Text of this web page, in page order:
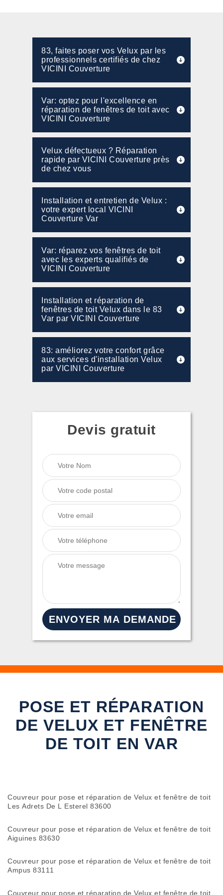
83, faites poser vos Velux par les
professionnels certifiés de chez
VICINI Couverture
Var: optez pour l'excellence en
réparation de fenêtres de toit avec
VICINI Couverture
Velux défectueux ? Réparation
rapide par VICINI Couverture près
de chez vous
Installation et entretien de Velux :
votre expert local VICINI
Couverture Var
Var: réparez vos fenêtres de toit
avec les experts qualifiés de
VICINI Couverture
Installation et réparation de
fenêtres de toit Velux dans le 83
Var par VICINI Couverture
83: améliorez votre confort grâce
aux services d'installation Velux
par VICINI Couverture
Devis gratuit
POSE ET RÉPARATION
DE VELUX ET FENÊTRE
DE TOIT EN VAR
Couvreur pour pose et réparation de Velux et fenêtre de toit
Les Adrets De L Esterel 83600
Couvreur pour pose et réparation de Velux et fenêtre de toit
Aiguines 83630
Couvreur pour pose et réparation de Velux et fenêtre de toit
Ampus 83111
Couvreur pour pose et réparation de Velux et fenêtre de toit